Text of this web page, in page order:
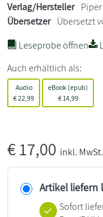
Verlag/Hersteller
Übersetzer Übersetzt
Leseprobe öffnen
Auch erhältlich als:
Audio
€22,99
eBook (epub)
€14,99
€17,00 inkl. MwSt.
Artikel liefern
Sofort